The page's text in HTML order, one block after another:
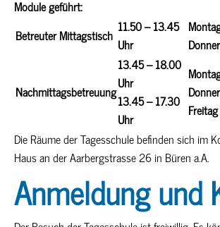
Module geführt:
Betreuter Mittagstisch 11.50 – 13.45
Uhr
Nachmittagsbetreuung
13.45 – 18.00
Uhr
13.45 – 17.30
Uhr
Freitag
Die Räume der Tagesschule befinden sich im
Haus an der Aarbergstrasse 26 in Büren a.A.
Anmeldung und